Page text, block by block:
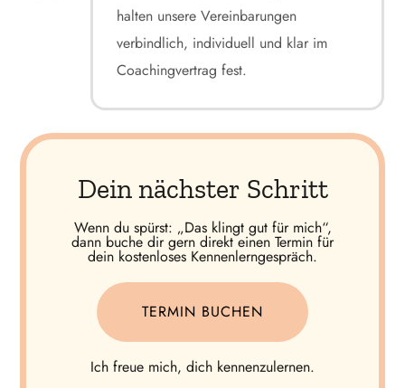
Dein nächster Schritt
Wenn du spürst: „Das klingt gut für mich“,
dann buche dir gern direkt einen Termin für
dein kostenloses Kennenlerngespräch.
TERMIN BUCHEN
Ich freue mich, dich kennenzulernen.
halten unsere Vereinbarungen
verbindlich, individuell und klar im
Coachingvertrag fest.